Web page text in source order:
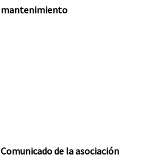
mantenimiento
Comunicado de la asociación